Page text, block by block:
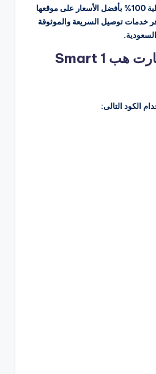
الإلكترونية والجادجتس الأصلية 100% بأفضل الأسعار على موقعها
خدمات توصيل السريعة والموثوقة
كوبون خصم سمارت هب 1 Smart
الكود التالى: